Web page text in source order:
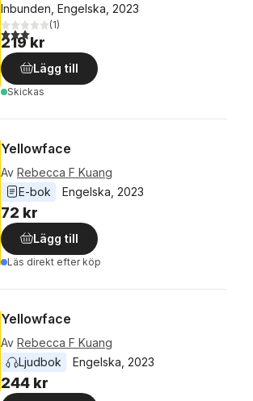
Inbunden, Engelska, 2023
3,0utav 5 stjärnor. Totalt antal röster:
(1)
219 kr
Lägg till
Skickas
Yellowface
Av Rebecca F Kuang
E-bok
Engelska 2023
72 kr
Lägg till
Läs direkt efter köp
Yellowface
Av Rebecca F Kuang
Ljudbok
Engelska 2023
244 kr